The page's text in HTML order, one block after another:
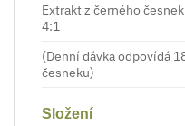
Extrakt z černého
4:1
(Denní dávka odpovídá
česneku)
Složení